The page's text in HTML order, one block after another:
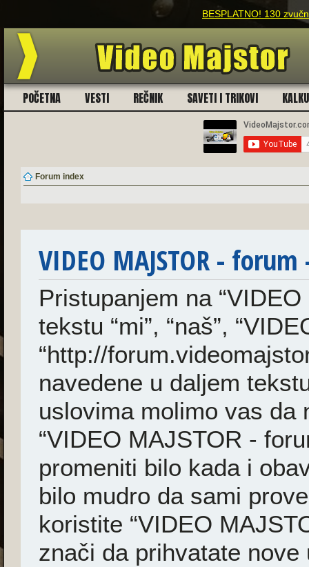
BESPLATNO! 130
POČETNA VESTI REČNIK SAVETI I TRIKOVI
Forum index
VIDEO MAJSTOR -
Pristupanjem na
tekstu “mi”, “naš”,
“http://
navedene u daljem
uslovima molimo vas da
“VIDEO MAJSTOR -
promeniti bilo kada i
bilo mudro da sami
koristite “VIDEO
znači da prihvatate nove